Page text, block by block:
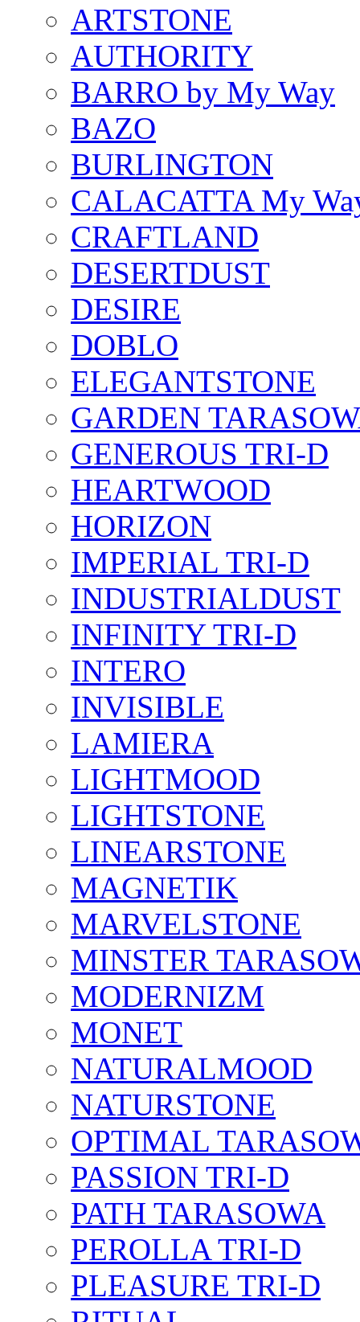
ARTSTONE
AUTHORITY
BARRO by My Way
BAZO
BURLINGTON
CALACATTA My
CRAFTLAND
DESERTDUST
DESIRE
DOBLO
ELEGANTSTONE
GARDEN
GENEROUS TRI-D
HEARTWOOD
HORIZON
IMPERIAL TRI-D
INDUSTRIALDUST
INFINITY TRI-D
INTERO
INVISIBLE
LAMIERA
LIGHTMOOD
LIGHTSTONE
LINEARSTONE
MAGNETIK
MARVELSTONE
MINSTER
MODERNIZM
MONET
NATURALMOOD
NATURSTONE
OPTIMAL
PASSION TRI-D
PATH TARASOWA
PEROLLA TRI-D
PLEASURE TRI-D